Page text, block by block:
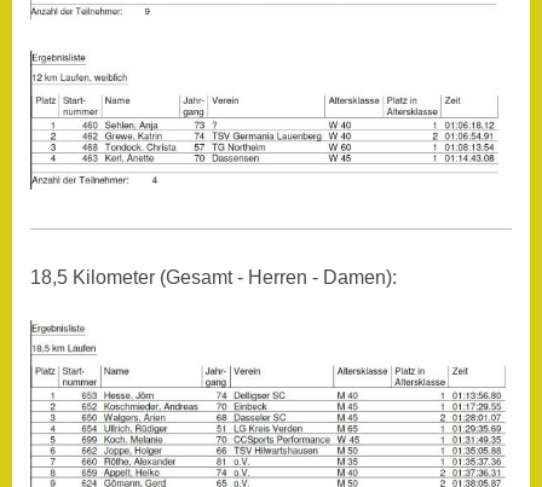
18,5 Kilometer (Gesamt - Herren - Damen):